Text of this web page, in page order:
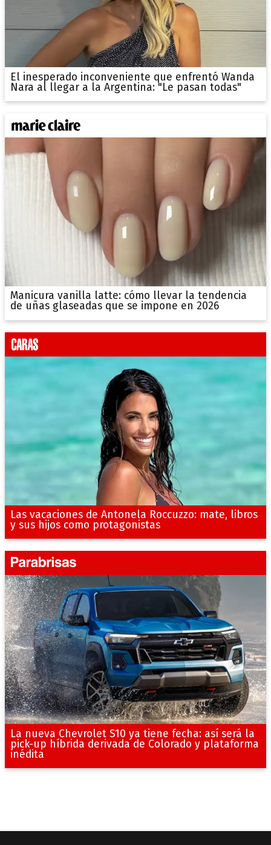
El inesperado inconveniente que enfrentó Wanda
Nara al llegar a la Argentina: "Le pasan todas"
Manicura vanilla latte: cómo llevar la tendencia
de uñas glaseadas que se impone en 2026
Las vacaciones de Antonela Roccuzzo: mate, libros
y sus hijos como protagonistas
La nueva Chevrolet S10 ya tiene fecha: así será la
pick-up híbrida derivada de Colorado y plataforma
inédita